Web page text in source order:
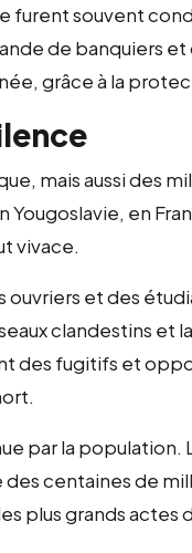
furent souvent
de banquiers et
grâce à la
mais aussi des
en
vivace.
et des
clandestins et
des fugitifs et
par la population.
des centaines de
plus grands